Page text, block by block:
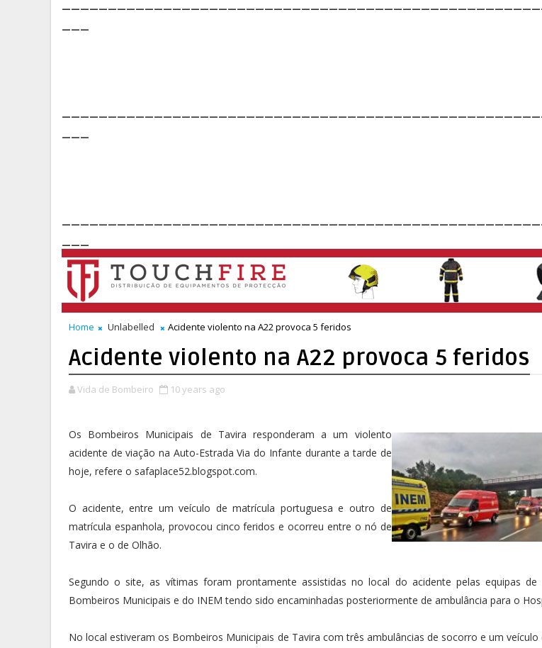
Home Unlabelled Acidente violento na A22 provoca 5 feridos
Acidente violento na A22 provoca 5 feridos
Vida de Bombeiro 10 years ago
Os Bombeiros Municipais de Tavira responderam a um violento
acidente de viação na Auto-Estrada Via do Infante durante a tarde de
hoje, refere o safaplace52.blogspot.com.
O acidente, entre um veículo de matrícula portuguesa e outro de
matrícula espanhola, provocou cinco feridos e ocorreu entre o nó de
Tavira e o de Olhão.
Segundo o site, as vítimas foram prontamente assistidas no local do acidente pelas equipas de
Bombeiros Municipais e do INEM tendo sido encaminhadas posteriormente de ambulância para o
No local estiveram os Bombeiros Municipais de Tavira com três ambulâncias de socorro e um